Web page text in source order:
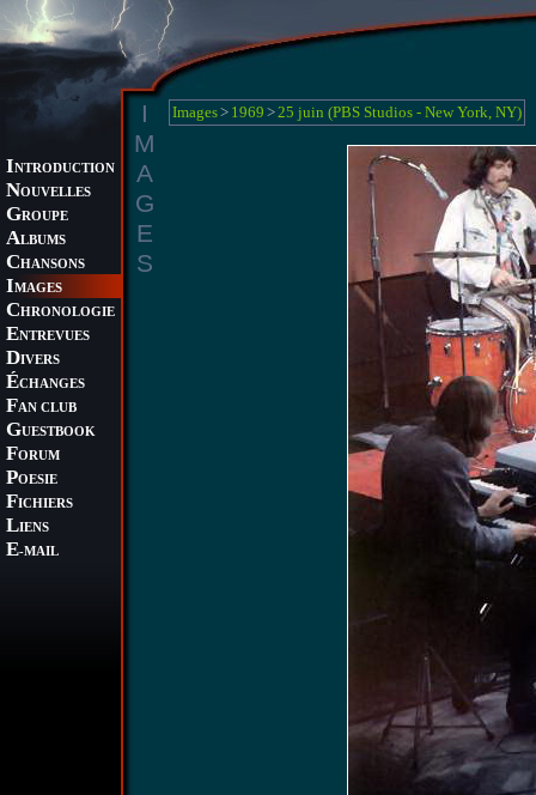
INTRODUCTION
NOUVELLES
GROUPE
ALBUMS
CHANSONS
IMAGES
CHRONOLOGIE
ENTREVUES
DIVERS
ÉCHANGES
FAN CLUB
GUESTBOOK
FORUM
POESIE
FICHIERS
LIENS
E-MAIL
I
M
A
G
E
S
Images> 1969 >25 juin (PBS Studios - New York, NY)